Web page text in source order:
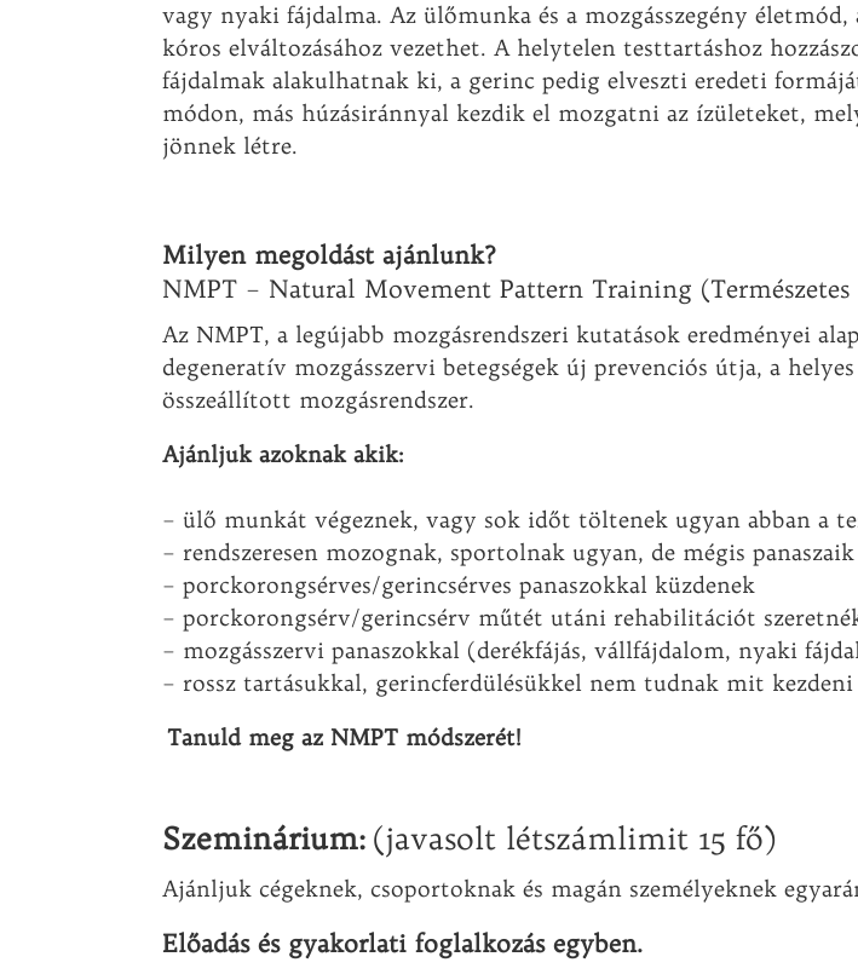
vagy nyaki fájdalma. Az ülőmunka és a mozgásszegény
kóros elváltozásához vezethet. A helytelen testtartáshoz
fájdalmak alakulhatnak ki, a gerinc pedig elveszti eredeti
módon, más húzásiránnyal kezdik el mozgatni az ízületeket,
jönnek létre.
Milyen megoldást ajánlunk?
NMPT – Natural Movement Pattern Training
Az NMPT, a legújabb mozgásrendszeri kutatások eredményei
degeneratív mozgásszervi betegségek új prevenciós útja, a
összeállított mozgásrendszer.
Ajánljuk azoknak akik:
– ülő munkát végeznek, vagy sok időt töltenek ugyan abban a
– rendszeresen mozognak, sportolnak ugyan, de mégis
– porckorongsérves/gerincsérves panaszokkal küzdenek
– porckorongsérv/gerincsérv műtét utáni rehabilitációt
– mozgásszervi panaszokkal (derékfájás, vállfájdalom, nyaki
– rossz tartásukkal, gerincferdülésükkel nem tudnak mit kezdeni
Tanuld meg az NMPT módszerét!
Szeminárium: (javasolt létszámlimit 15 fő)
Ajánljuk cégeknek, csoportoknak és magán személyeknek
Előadás és gyakorlati foglalkozás egyben.